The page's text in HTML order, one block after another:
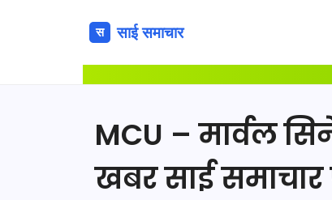
MCU – मार्वल
खबर साई समाचार